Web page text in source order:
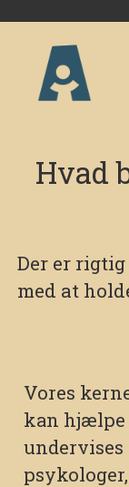
Hvad
Der er
med at
Vores
kan hjælpe